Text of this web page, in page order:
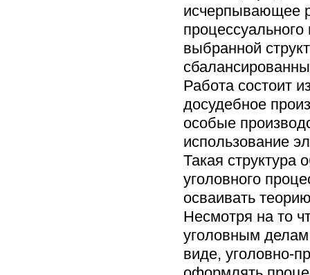
исчерпывающее
выбранной
Работа состоит
досудебное
особые
использование
Такая структура
уголовного
осваивать
Несмотря на то
уголовным
виде, уголовно-